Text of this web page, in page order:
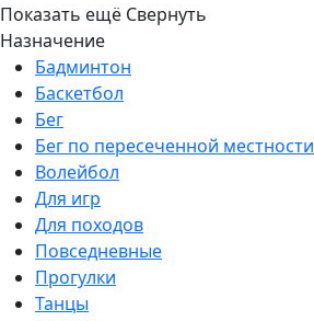
Показать ещё Свернуть
Назначение
Бадминтон
Баскетбол
Бег
Бег по пересеченной местности
Волейбол
Для игр
Для походов
Повседневные
Прогулки
Танцы